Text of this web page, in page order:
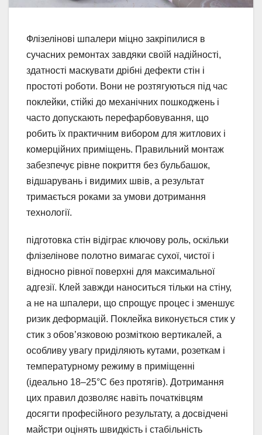
Флізелінові шпалери міцно закріпилися в
сучасних ремонтах завдяки своїй надійності,
здатності маскувати дрібні дефекти стін і
простоті роботи. Вони не розтягуються під час
поклейки, стійкі до механічних пошкоджень і
часто допускають перефарбовування, що
робить їх практичним вибором для житлових і
комерційних приміщень. Правильний монтаж
забезпечує рівне покриття без бульбашок,
відшарувань і видимих швів, а результат
тримається роками за умови дотримання
технології.
підготовка стін відіграє ключову роль, оскільки
флізелінове полотно вимагає сухої, чистої і
відносно рівної поверхні для максимальної
адгезії. Клей завжди наноситься тільки на стіну,
а не на шпалери, що спрощує процес і зменшує
ризик деформацій. Поклейка виконується стик у
стик з обов’язковою розміткою вертикалей, а
особливу увагу приділяють кутами, розеткам і
температурному режиму в приміщенні
(ідеально 18–25°C без протягів). Дотримання
цих правил дозволяє навіть початківцям
досягти професійного результату, а досвідчені
майстри оцінять швидкість і стабільність